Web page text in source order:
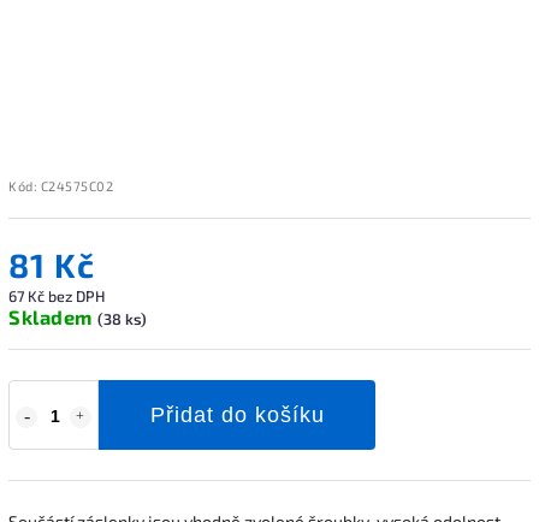
Kód: C24575C02
81 Kč
67 Kč bez DPH
Skladem (38 ks)
Přidat do košíku